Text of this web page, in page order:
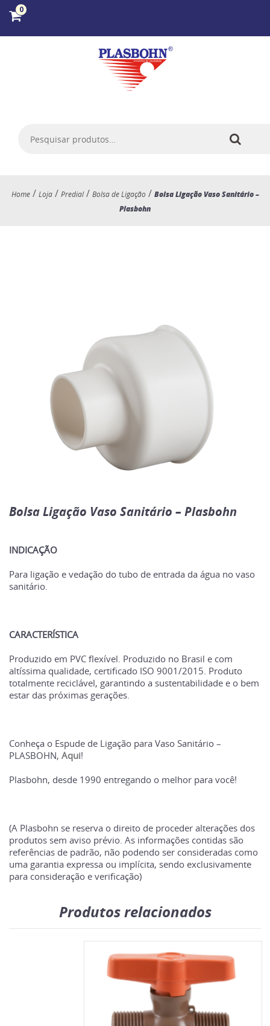
Home/ Loja/ Predial/ Bolsa de Ligação / Bolsa Ligação Vaso Sanitário –
Plasbohn
Bolsa Ligação Vaso Sanitário – Plasbohn
INDICAÇÃO
Para ligação e vedação do tubo de entrada da água no vaso
sanitário.
CARACTERÍSTICA
Produzido em PVC flexível. Produzido no Brasil e com
altíssima qualidade, certificado ISO 9001/2015. Produto
totalmente reciclável, garantindo a sustentabilidade e o bem
estar das próximas gerações.
Conheça o Espude de Ligação para Vaso Sanitário –
PLASBOHN, Aqui!
Plasbohn, desde 1990 entregando o melhor para você!
(A Plasbohn se reserva o direito de proceder alterações dos
produtos sem aviso prévio. As informações contidas são
referências de padrão, não podendo ser consideradas como
uma garantia expressa ou implícita, sendo exclusivamente
para consideração e verificação)
Produtos relacionados
0